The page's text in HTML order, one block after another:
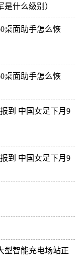
什么级别）
桌面助手怎么恢
桌面助手怎么恢
到 中国女足下月9
到 中国女足下月9
型智能充电场站正